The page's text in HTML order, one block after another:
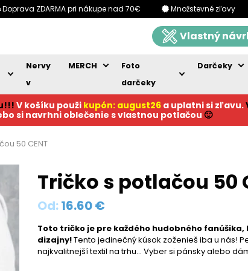
Doprava ZDARMA pri nákupe nad 70€ Množstevné zľavy
Vlastný
Nervy
v
MERCH
Foto
darčeky
Darčeky
V košíku použi kupón: august26 a uplatni si zľavu.
si navrhni oblečenie s vlastnou potlačou 🙂
50 CENT
Tričko s potlačou 50
Od:16.60€
Toto tričko je pre každého hudobného
dizajny!Tento jedinečný kúsok zoženieš iba u nás!
najkvalitnejší textil na trhu… Vyber si pánsky alebo